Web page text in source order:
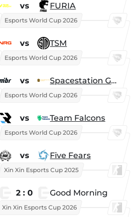
vs FURIA
Esports World Cup 2026
vs TSM
Esports World Cup 2026
vs Spacestation Gaming
Esports World Cup 2026
vs Team Falcons
Esports World Cup 2026
vs Five Fears
Xin Xin Esports Cup 2025
2 : 0 Good Morning
Xin Xin Esports Cup 2026